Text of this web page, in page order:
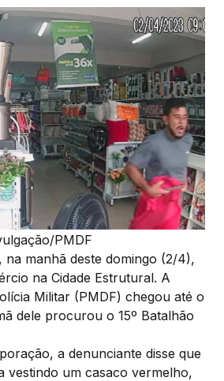
PMDF
manhã deste domingo (2/4),
na Cidade Estrutural. A
Militar (PMDF) chegou até o
dele procurou o 15º Batalhão
a denunciante disse que
vestindo um casaco vermelho,